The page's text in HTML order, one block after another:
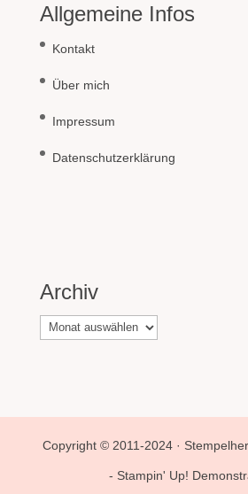
Allgemeine Infos
Kontakt
Über mich
Impressum
Datenschutzerklärung
Archiv
Archiv
Copyright © 2011-2024 ·
- Stampin' Up!